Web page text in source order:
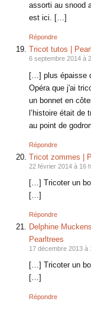
assorti au snood
est ici. […]
Répondre
Tricot tutos |
6 septembre 2014 à
[…] plus épaisse
Opéra que j'ai
un bonnet en
l’histoire était de
au point de
Répondre
Tricot zommes |
22 février 2014 à 16
[…] Tricoter un
[…]
Répondre
Delphine
Pearltrees
17 décembre 2013 à
[…] Tricoter un
[…]
Répondre